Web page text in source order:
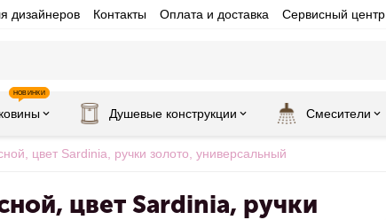
дизайнеров Контакты Оплата и доставка Сервисный центр
НОВИНКИ
Душевые конструкции Смесители
цвет Sardinia, ручки золото, универсальный
цвет Sardinia, ручки